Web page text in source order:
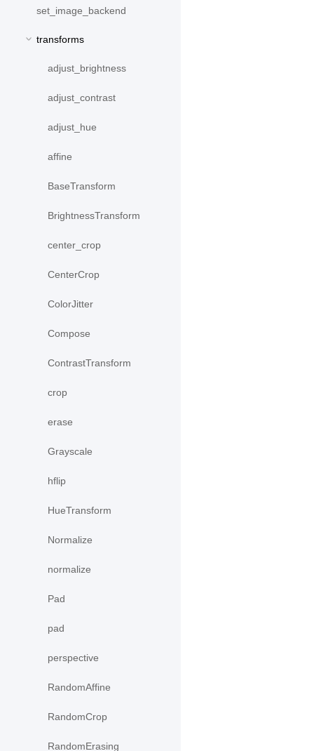
set_image_backend
transforms
adjust_brightness
adjust_contrast
adjust_hue
affine
BaseTransform
BrightnessTransform
center_crop
CenterCrop
ColorJitter
Compose
ContrastTransform
crop
erase
Grayscale
hflip
HueTransform
Normalize
normalize
Pad
pad
perspective
RandomAffine
RandomCrop
RandomErasing